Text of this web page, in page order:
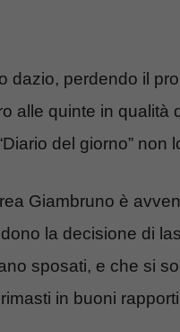
dazio, perdendo il
alle quinte in qualità
del giorno” non
Giambruno è
la decisione di
sposati, e che si
in buoni